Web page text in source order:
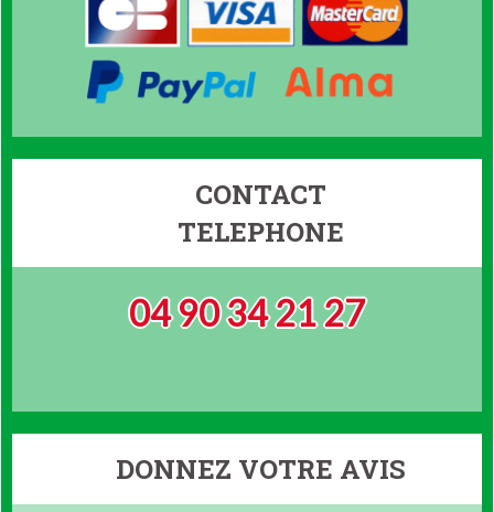
CONTACT
TELEPHONE
04 90 34 21 27
DONNEZ VOTRE AVIS